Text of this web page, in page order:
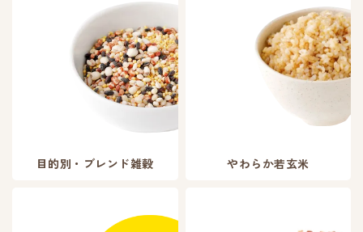
目的別・ブレンド雑穀 やわらか若玄米